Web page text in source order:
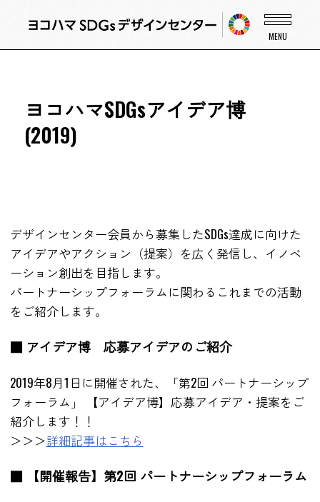
ヨコハマSDGsアイデア博
(2019)
デザインセンター会員から募集したSDGs達成に向けた
アイデアやアクション（提案）を広く発信し、イノベ
ーション創出を目指します。
パートナーシップフォーラムに関わるこれまでの活動
をご紹介します。
■ アイデア博 応募アイデアのご紹介
2019年8月1日に開催された、「第2回 パートナーシップ
フォーラム」 【アイデア博】応募アイデア・提案をご
紹介します！！
＞＞＞詳細記事はこちら
■ 【開催報告】第2回 パートナーシップフォーラム